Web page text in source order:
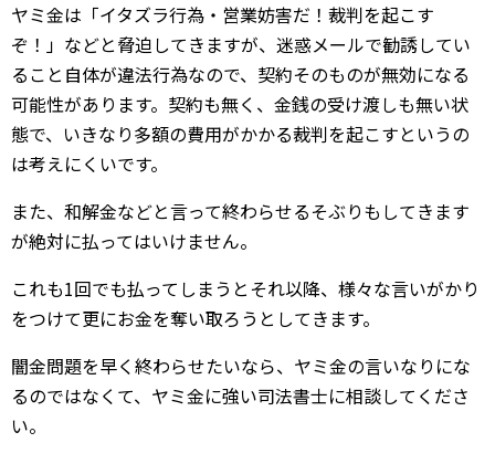
ヤミ金は「イタズラ行為・営業妨害だ！裁判を起こす
ぞ！」などと脅迫してきますが、迷惑メールで勧誘してい
ること自体が違法行為なので、契約そのものが無効になる
可能性があります。契約も無く、金銭の受け渡しも無い状
態で、いきなり多額の費用がかかる裁判を起こすというの
は考えにくいです。
また、和解金などと言って終わらせるそぶりもしてきます
が絶対に払ってはいけません。
これも1回でも払ってしまうとそれ以降、様々な言いがかり
をつけて更にお金を奪い取ろうとしてきます。
闇金問題を早く終わらせたいなら、ヤミ金の言いなりにな
るのではなくて、ヤミ金に強い司法書士に相談してくださ
い。